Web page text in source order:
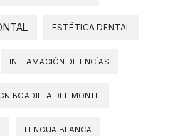
ESTÉTICA DENTAL
INFLAMACIÓN DE ENCÍAS
BOADILLA DEL MONTE
LENGUA BLANCA